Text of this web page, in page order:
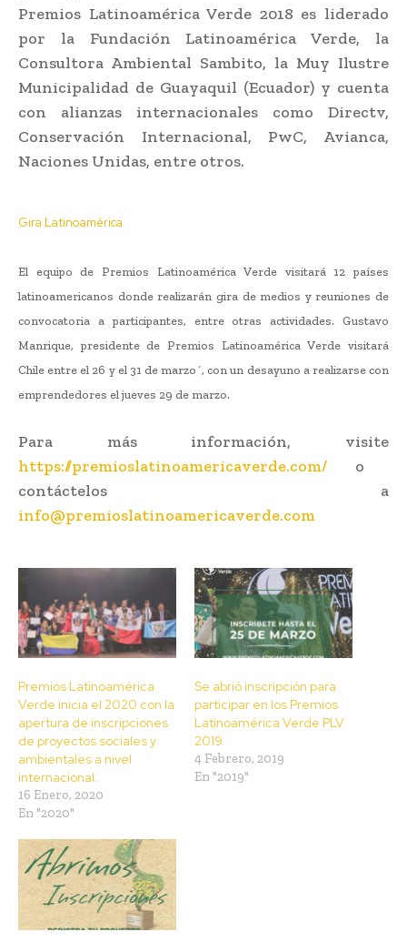
Premios Latinoamérica Verde 2018 es liderado
por la Fundación Latinoamérica Verde, la
Consultora Ambiental Sambito, la Muy Ilustre
Municipalidad de Guayaquil (Ecuador) y cuenta
con alianzas internacionales como Directv,
Conservación Internacional, PwC, Avianca,
Naciones Unidas, entre otros.
Gira Latinoamérica
El equipo de Premios Latinoamérica Verde visitará 12 países
latinoamericanos donde realizarán gira de medios y reuniones de
convocatoria a participantes, entre otras actividades. Gustavo
Manrique, presidente de Premios Latinoamérica Verde visitará
Chile entre el 26 y el 31 de marzo´, con un desayuno a realizarse con
emprendedores el jueves 29 de marzo.
Para más información, visite
https://premioslatinoamericaverde.com/ o
contáctelos a
info@premioslatinoamericaverde.com
Premios Latinoamérica
Verde inicia el 2020 con la
apertura de inscripciones
de proyectos sociales y
ambientales a nivel
internacional.
16 Enero, 2020
En "2020"
Se abrió inscripción para
participar en los Premios
Latinoamérica Verde PLV
2019
4 Febrero, 2019
En "2019"